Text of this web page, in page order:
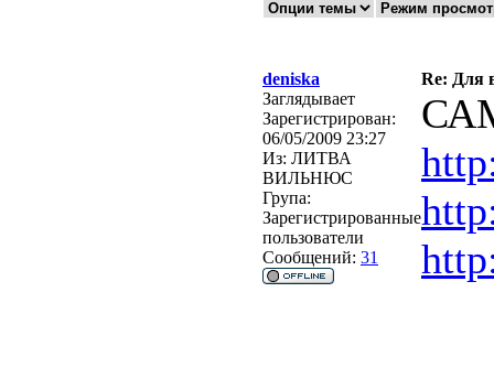
deniska
Re: Для
Заглядывает
Зарегистрирован:
06/05/2009 23:27
Из: ЛИТВА
ВИЛЬНЮС
Група:
Зарегистрированные
пользователи
Сообщений: 31